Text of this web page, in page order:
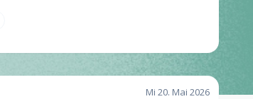
Mi 20. Mai 2026